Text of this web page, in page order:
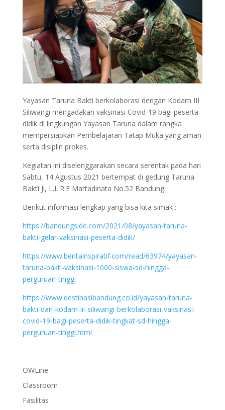
Yayasan Taruna Bakti berkolaborasi dengan Kodam III
Siliwangi mengadakan vaksinasi Covid-19 bagi peserta
didik di lingkungan Yayasan Taruna dalam rangka
mempersiapkan Pembelajaran Tatap Muka yang aman
serta disiplin prokes.
Kegiatan ini diselenggarakan secara serentak pada hari
Sabtu, 14 Agustus 2021 bertempat di gedung Taruna
Bakti Jl, L.L.R.E Martadinata No.52 Bandung.
Berikut informasi lengkap yang bisa kita simak :
https://bandungside.com/2021/08/yayasan-taruna-
bakti-gelar-vaksinasi-peserta-didik/
https://www.beritainspiratif.com/read/63974/yayasan-
taruna-bakti-vaksinasi-1000-siswa-sd-hingga-
perguruan-tinggi
https://www.destinasibandung.co.id/yayasan-taruna-
bakti-dan-kodam-iii-siliwangi-berkolaborasi-vaksinasi-
covid-19-bagi-peserta-didik-tingkat-sd-hingga-
perguruan-tinggi.html
OWLine
Classroom
Fasilitas